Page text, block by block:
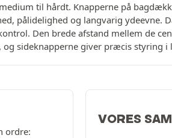
til hårdt. Knapperne på
pålidelighed og langvarig
Den brede afstand mellem de
sideknapperne giver præcis styring i
ordre:
VORES